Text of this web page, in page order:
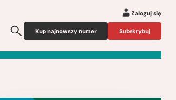
Zaloguj się
Kup najnowszy numer Subskrybuj